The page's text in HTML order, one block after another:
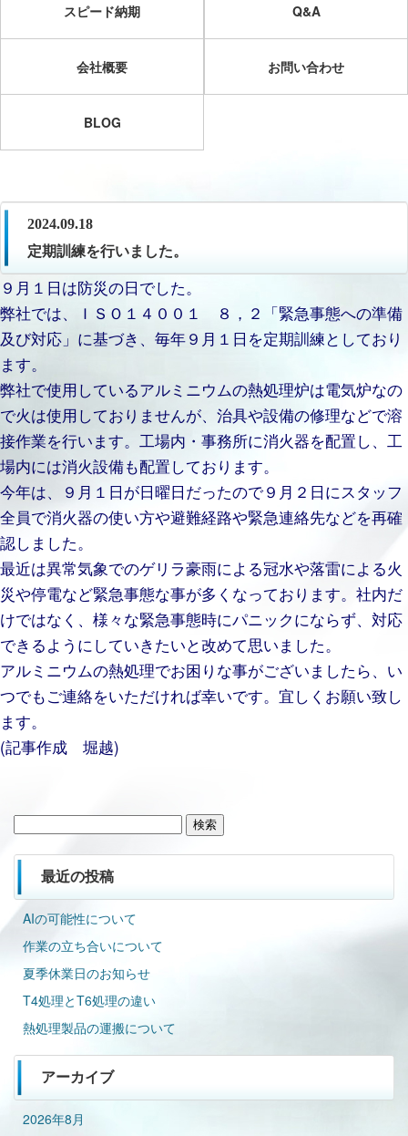
スピード納期 Q&A
会社概要 お問い合わせ
BLOG
2024.09.18
定期訓練を行いました。
９月１日は防災の日でした。
弊社では、ＩＳＯ１４００１ ８，２「緊急事態への準備
及び対応」に基づき、毎年９月１日を定期訓練としており
ます。
弊社で使用しているアルミニウムの熱処理炉は電気炉なの
で火は使用しておりませんが、治具や設備の修理などで溶
接作業を行います。工場内・事務所に消火器を配置し、工
場内には消火設備も配置しております。
今年は、９月１日が日曜日だったので９月２日にスタッフ
全員で消火器の使い方や避難経路や緊急連絡先などを再確
認しました。
最近は異常気象でのゲリラ豪雨による冠水や落雷による火
災や停電など緊急事態な事が多くなっております。社内だ
けではなく、様々な緊急事態時にパニックにならず、対応
できるようにしていきたいと改めて思いました。
アルミニウムの熱処理でお困りな事がございましたら、い
つでもご連絡をいただければ幸いです。宜しくお願い致し
ます。
(記事作成 堀越)
最近の投稿
AIの可能性について
作業の立ち合いについて
夏季休業日のお知らせ
T4処理とT6処理の違い
熱処理製品の運搬について
アーカイブ
2026年8月